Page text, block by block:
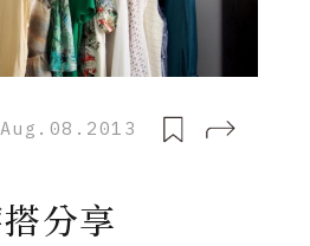
Aug.08.2013
分享